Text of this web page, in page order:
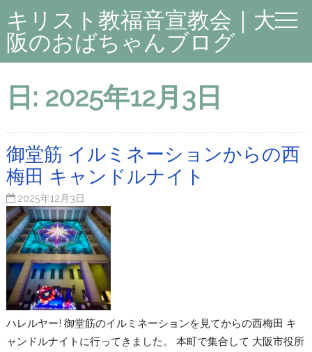
キリスト教福音宣教会｜大
阪のおばちゃんブログ
日: 2025年12月3日
御堂筋 イルミネーションからの西
梅田 キャンドルナイト
2025年12月3日
ハレルヤー! 御堂筋のイルミネーションを見てからの西梅田 キ
ャンドルナイトに行ってきました。 本町で集合して 大阪市役所